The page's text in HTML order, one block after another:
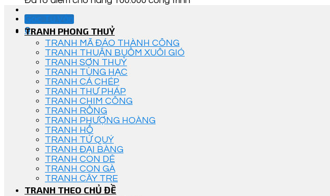
Góc Tư Vấn
0
TRANH PHONG THUỶ
TRANH MÃ ĐÁO THÀNH CÔNG
TRANH THUẬN BUỒM XUÔI GIÓ
TRANH SƠN THUỶ
TRANH TÙNG HẠC
TRANH CÁ CHÉP
TRANH THƯ PHÁP
TRANH CHIM CÔNG
TRANH RỒNG
TRANH PHƯỢNG HOÀNG
TRANH HỔ
TRANH TỨ QUÝ
TRANH ĐẠI BÀNG
TRANH CON DÊ
TRANH CON GÀ
TRANH CÂY TRE
TRANH THEO CHỦ ĐỀ